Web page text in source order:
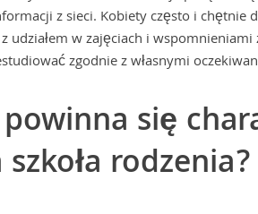
z sieci. Kobiety często i chętnie
udziałem w zajęciach i wspomnieniami
zgodnie z własnymi
się
rodzenia?